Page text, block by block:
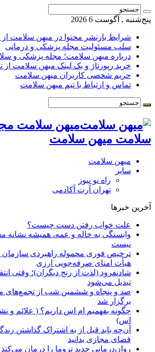
پنج‌شنبه , آگوست 6 2026
شرایط بازنشر محتوا در میهن سلامت از
سلب مسئولیت مجله پزشکی و درمانی
درباره میهن سلامت؛ مجله پزشکی و
خرید رپورتاژ و بک لینک میهن سلامت از
حریم شخصی کاربران میهن سلامت
تماس و ارتباط با تیم میهن سلامت
میهن سلامت
سلامت میهن سلامت
میهن سلامت
سایر
راه نو نیوز
تهران آرت آکادمی
آخرین خبرها
علت خواب رفتن دست چیست؟
وابستگی به خاله و عمه، همیشه نشانه
نیست
ترخیص فوری محموله راهبردی سازمان
هیأت امنای صرفه‌جویی ارزی
شادنفرود (لذت از رنج دیگران)؛ وقتی
تبدیل می‌شود
صد و پنجاه‌ و ششمین شب از تجمع‌های
برگزار شد
چگونه بفهمیم ام اس داریم؟ ( علائم و
اس)
آن‌چه باید قبل از به اشتراک گذاشتن
فضای مجازی بدانید
روان‌درمانی جدید تروما را درمان می‌کند